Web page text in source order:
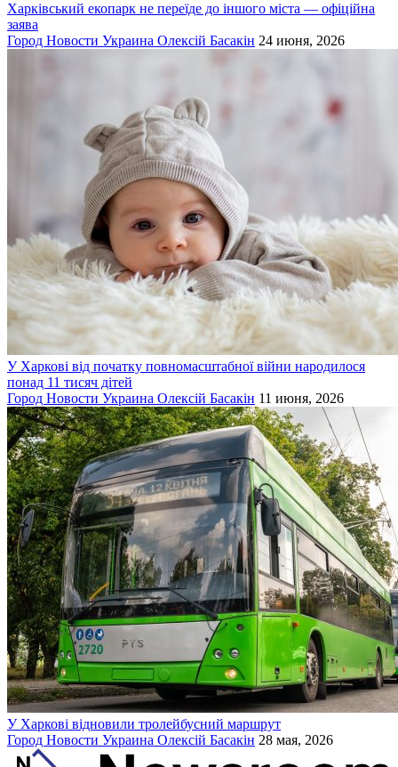
Харківський екопарк не переїде до іншого міста — офіційна
заява
Город Новости Украина Олексій Басакін 24 июня, 2026
У Харкові від початку повномасштабної війни народилося
понад 11 тисяч дітей
Город Новости Украина Олексій Басакін 11 июня, 2026
У Харкові відновили тролейбусний маршрут
Город Новости Украина Олексій Басакін 28 мая, 2026